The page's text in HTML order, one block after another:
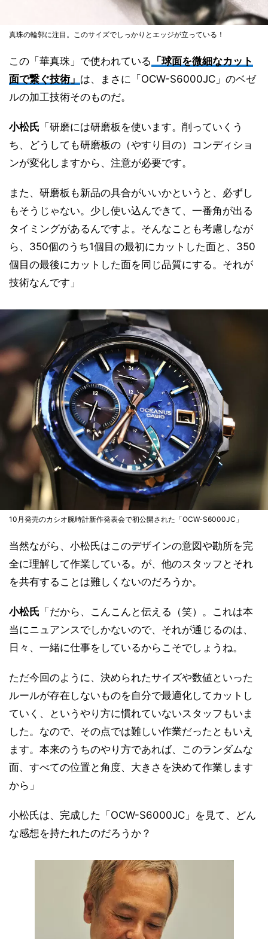
真珠の輪郭に注目。このサイズでしっかりとエッジが立っている！
この「華真珠」で使われている 「球面を微細なカット
面で繋ぐ技術」 は、まさに「OCW-S6000JC」のベゼ
ルの加工技術そのものだ。
小松氏 「研磨には研磨板を使います。削っていくう
ち、どうしても研磨板の（やすり目の）コンディショ
ンが変化しますから、注意が必要です。
また、研磨板も新品の具合がいいかというと、必ずし
もそうじゃない。少し使い込んできて、一番角が出る
タイミングがあるんですよ。そんなことも考慮しなが
ら、350個のうち1個目の最初にカットした面と、350
個目の最後にカットした面を同じ品質にする。それが
技術なんです」
10月発売のカシオ腕時計新作発表会で初公開された「OCW-S6000JC」
当然ながら、小松氏はこのデザインの意図や勘所を完
全に理解して作業している。が、他のスタッフとそれ
を共有することは難しくないのだろうか。
小松氏 「だから、こんこんと伝える（笑）。これは本
当にニュアンスでしかないので、それが通じるのは、
日々、一緒に仕事をしているからこそでしょうね。
ただ今回のように、決められたサイズや数値といった
ルールが存在しないものを自分で最適化してカットし
ていく、というやり方に慣れていないスタッフもいま
した。なので、その点では難しい作業だったともいえ
ます。本来のうちのやり方であれば、このランダムな
面、すべての位置と角度、大きさを決めて作業します
から」
小松氏は、完成した「OCW-S6000JC」を見て、どん
な感想を持たれたのだろうか？